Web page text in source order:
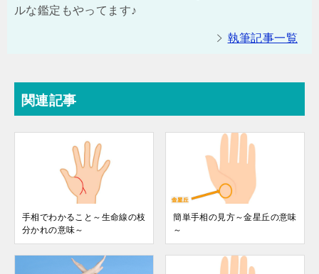
ルな鑑定もやってます♪
執筆記事一覧
関連記事
手相でわかること～生命線の枝
分かれの意味～
簡単手相の見方～金星丘の意味
～